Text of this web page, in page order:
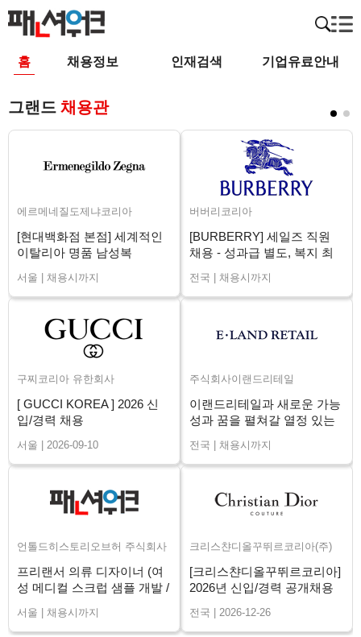
홈 채용정보 인재검색 기업유료안내
그랜드 채용관
에르메네질도제냐코리아
[현대백화점 본점] 세계적인
이탈리아 명품 남성복
서울 | 채용시까지
버버리코리아
[BURBERRY] 세일즈 직원
채용 - 성과급 별도, 복지 최
전국 | 채용시까지
구찌코리아 유한회사
[ GUCCI KOREA ] 2026 신
입/경력 채용
서울 | 2026-09-10
주식회사이랜드리테일
이랜드리테일과 새로운 가능
성과 꿈을 펼쳐갈 열정 있는
전국 | 채용시까지
언톨드히스토리오브허 주식회사
프리랜서 의류 디자이너 (여
성 메디컬 스크럽 샘플 개발 /
서울 | 채용시까지
크리스챤디올꾸뛰르코리아(주)
[크리스챤디올꾸뛰르코리아]
2026년 신입/경력 공개채용
전국 | 2026-12-26